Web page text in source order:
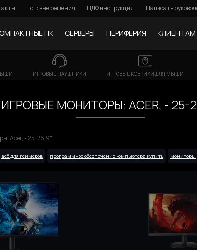
Готовые решения ПДФ инструкция Написать
ПК СЕРВЕРЫ ПЕРИФЕРИЯ КЛИЕНТАМ
ИГРОВЫЕ НАУШНИКИ ИГРОВЫЕ КОВРИКИ ДЛЯ МЫШИ
ИГРОВЫЕ МОНИТОРЫ: ACER, - 25-
Acer, - 25-26.9"
всё для геймеров программное обеспечение компьютера купить мониторы